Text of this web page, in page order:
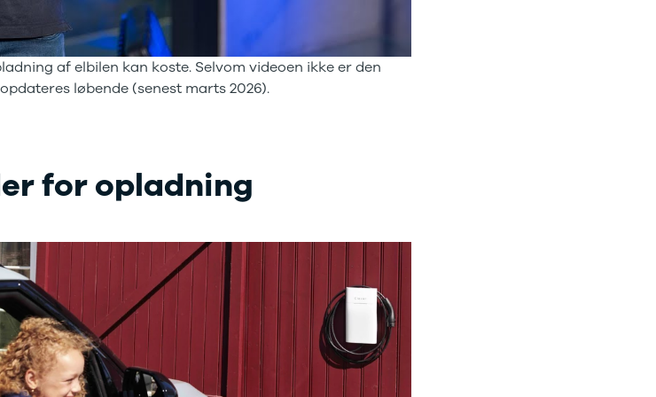
af elbilen kan koste. Selvom videoen ikke er den
løbende (senest marts 2026).
for opladning